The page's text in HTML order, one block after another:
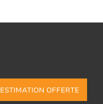
ESTIMATION OFFERTE